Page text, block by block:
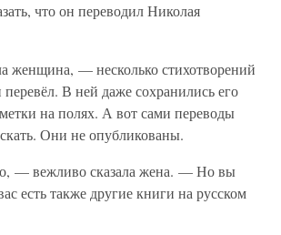
что он переводил Николая
— несколько стихотворений
В ней даже сохранились его
на полях. А вот сами переводы
Они не опубликованы.
— вежливо сказала жена. — Но вы
есть также другие книги на русском